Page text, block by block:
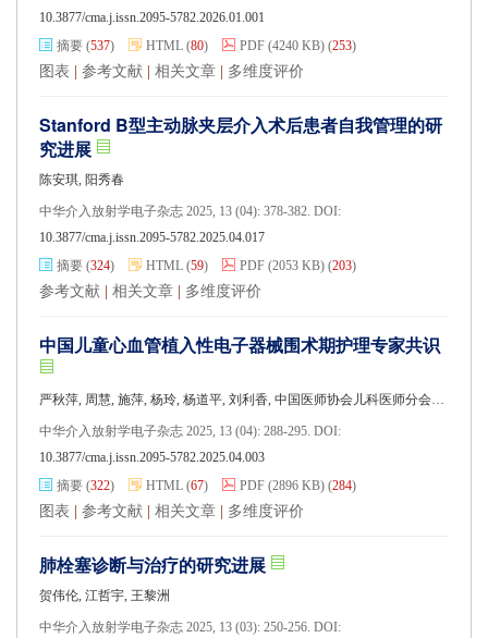
10.3877/cma.j.issn.2095-5782.2026.01.001
摘要 (537) HTML (80) PDF (4240 KB) (253)
图表 参考文献 相关文章 多维度评价
Stanford B型主动脉夹层介入术后患者自我管理的研
究进展
陈安琪, 阳秀春
中华介入放射学电子杂志 2025, 13 (04): 378-382. DOI:
10.3877/cma.j.issn.2095-5782.2025.04.017
摘要 (324) HTML (59) PDF (2053 KB) (203)
参考文献 相关文章 多维度评价
中国儿童心血管植入性电子器械围术期护理专家共识
严秋萍, 周慧, 施萍, 杨玲, 杨道平, 刘利香, 中国医师协会儿科医师分会心血管专委会护理学组
中华介入放射学电子杂志 2025, 13 (04): 288-295. DOI:
10.3877/cma.j.issn.2095-5782.2025.04.003
摘要 (322) HTML (67) PDF (2896 KB) (284)
图表 参考文献 相关文章 多维度评价
肺栓塞诊断与治疗的研究进展
贺伟伦, 江哲宇, 王黎洲
中华介入放射学电子杂志 2025, 13 (03): 250-256. DOI: